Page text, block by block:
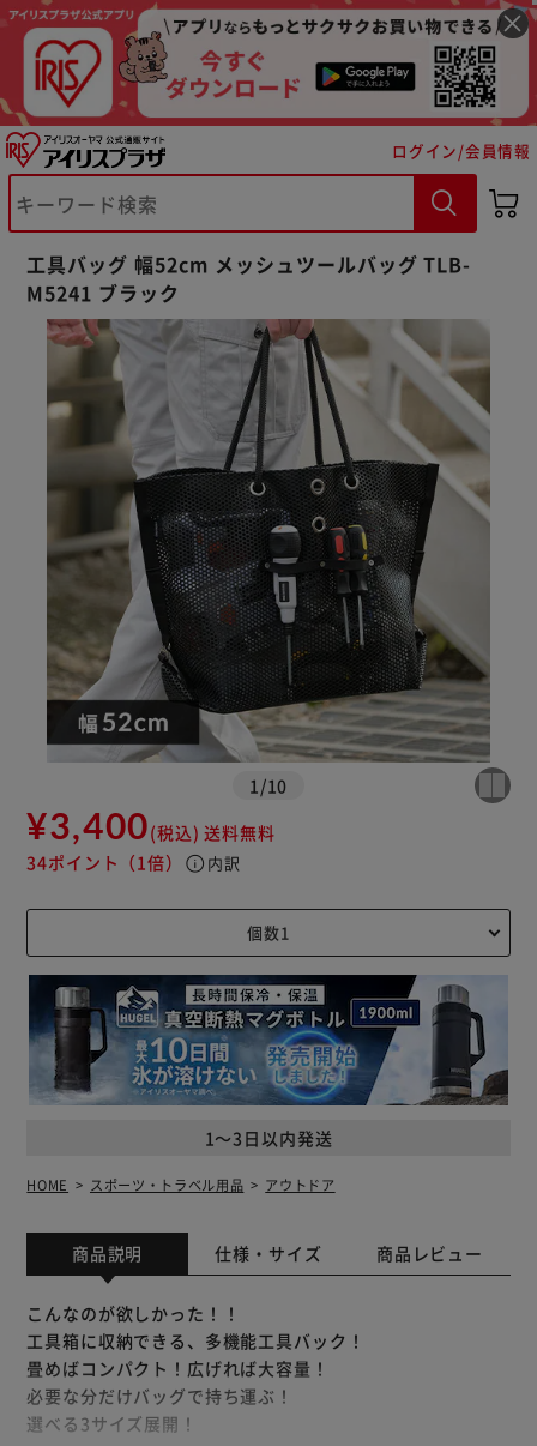
ログイン/会員情報
工具バッグ 幅52cm メッシュツールバッグ TLB-
M5241 ブラック
1 /10
¥3,400(税込) 送料無料
34ポイント （1倍） info 内訳
1～3日以内発送
HOME スポーツ・トラベル用品 アウトドア
商品説明 仕様・サイズ 商品レビュー
こんなのが欲しかった！！
工具箱に収納できる、多機能工具バック！
畳めばコンパクト！広げれば大容量！
必要な分だけバッグで持ち運ぶ！
選べる3サイズ展開！
※ご確認ください
カートに入れる 購入手続きへ